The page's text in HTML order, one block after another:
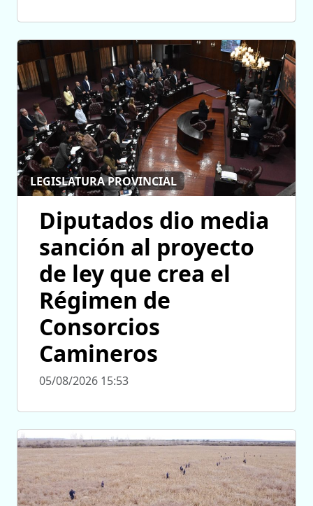
LEGISLATURA PROVINCIAL
Diputados dio media
sanción al proyecto
de ley que crea el
Régimen de
Consorcios
Camineros
05/08/2026 15:53